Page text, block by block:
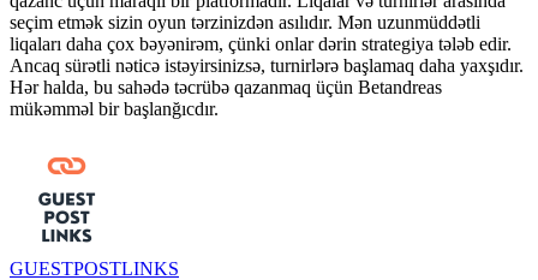
seçim etmək sizin oyun tərzinizdən asılıdır. Mən uzunmüddətli
liqaları daha çox bəyənirəm, çünki onlar dərin strategiya tələb edir.
Ancaq sürətli nəticə istəyirsinizsə, turnirlərə başlamaq daha yaxşıdır.
Hər halda, bu sahədə təcrübə qazanmaq üçün Betandreas
mükəmməl bir başlanğıcdır.
GUESTPOSTLINKS